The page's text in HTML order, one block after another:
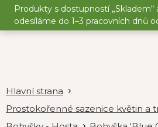
Přejít
obsah
Produkty s dostupností „Skladem“
odesíláme do 1–3 pracovních dnů
Prostokořenné sazenice květin a